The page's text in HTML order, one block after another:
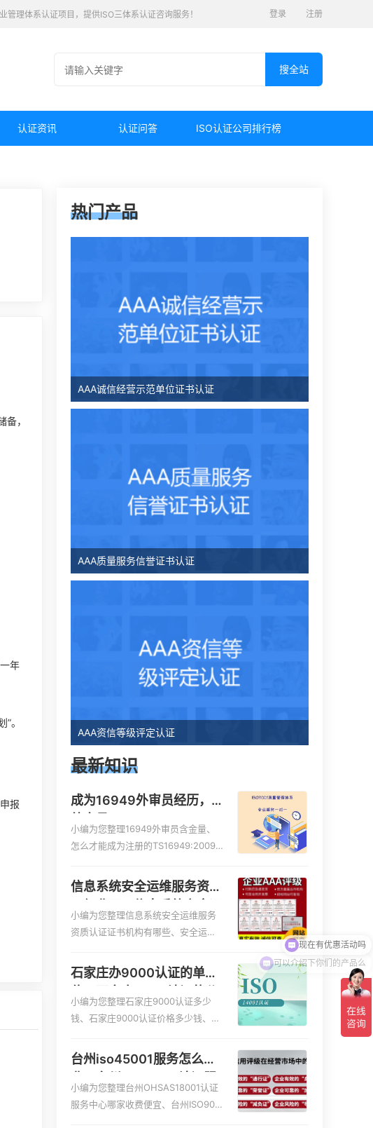
理体系认证项目，提供ISO三体系认证咨询服务！ 登录 注册
认证资讯 认证问答 ISO认证公司排行榜
，
年
。
报
热门产品
AAA诚信经营示范单位证书认证
AAA质量服务信誉证书认证
AAA资信等级评定认证
最新知识
成为16949外审员经历，
小编为您整理16949外审员含金量、
怎么才能成为注册的TS16949:2009
过不了解具体情况、iso9000外审
员、SA8000外审员培训相关iso体系
认证知识，详情可查看下方正文！
信息系统安全运维服务资质
维服务资质二级
小编为您整理信息系统安全运维服务
资质认证证书机构有哪些、安全运维
服务资质哪家便宜、安全运维服务资
质认证哪家效率高、信息系统安全集
成服务资质认证的申请书相关iso体系
认证知识，详情可查看下方正文！
石家庄办9000认证的单
司
小编为您整理石家庄9000认证多少
钱、石家庄9000认证价格多少钱、石
00认证价格贵吗、石家庄9000认证费
用大概多钱相关iso体系认证知识，详
情可查看下方正文！
台州iso45001服务怎么收
务怎么收费
小编为您整理台州OHSAS18001认证
服务中心哪家收费便宜、台州ISO900
可以介绍下你们的产品么
现在有优惠活动吗